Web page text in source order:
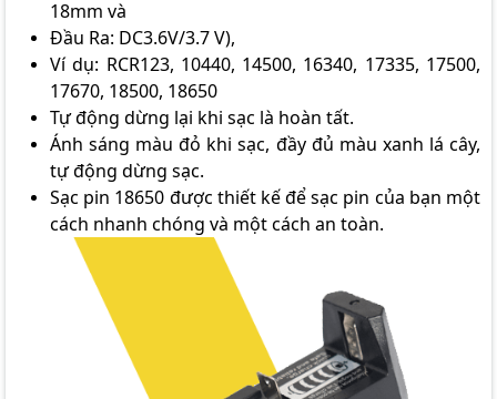
18mm và
Đầu Ra: DC3.6V/3.7 V),
Ví dụ: RCR123, 10440, 14500, 16340, 17335, 17500,
17670, 18500, 18650
Tự động dừng lại khi sạc là hoàn tất.
Ánh sáng màu đỏ khi sạc, đầy đủ màu xanh lá cây,
tự động dừng sạc.
Sạc pin 18650 được thiết kế để sạc pin của bạn một
cách nhanh chóng và một cách an toàn.